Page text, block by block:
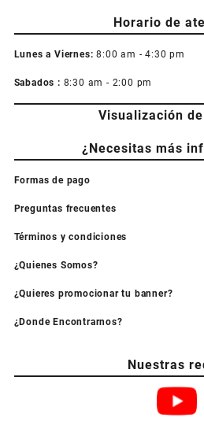
Horario de
Lunes a Viernes: 8:00 am - 4:30 pm
Sabados : 8:30 am - 2:00 pm
Visualización
¿Necesitas más
Formas de pago
Preguntas frecuentes
Términos y condiciones
¿Quienes Somos?
¿Quieres promocionar tu banner?
¿Donde Encontrarnos?
Nuestras